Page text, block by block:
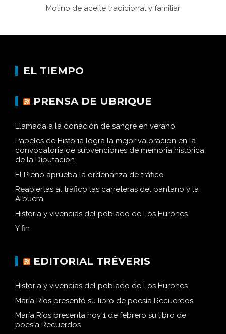
Molino de aceite tradicional y familiar
EL TIEMPO
PRENSA DE UBRIQUE
Llamada a la donación de sangre en verano
Papeles de Historia logra la mejor valoración en la
convocatoria de subvenciones de memoria histórica
de la Diputación
El Pleno aprueba la ordenanza de tráfico
Reabiertas al tráfico las carreteras del pantano y la
Albuera
Historia y vivencias del poblado de Los Hurones
Y fin
EDITORIAL TRÉVERIS
Historia y vivencias del poblado de Los Hurones
María Ríos presentó su libro de poesía Recuerdos
María Ríos presenta hoy 1 de febrero su libro de
poesía Recuerdos